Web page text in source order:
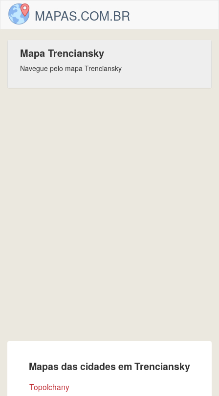
MAPAS.COM.BR
Mapa Trenciansky
Navegue pelo mapa Trenciansky
Mapas das cidades em Trenciansky
Topolchany